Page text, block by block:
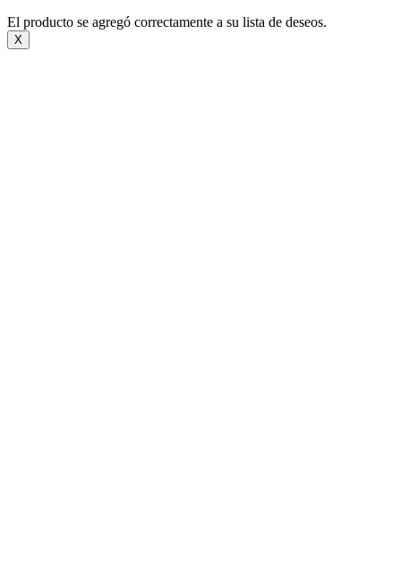
El producto se agregó correctamente a su lista de deseos.
X